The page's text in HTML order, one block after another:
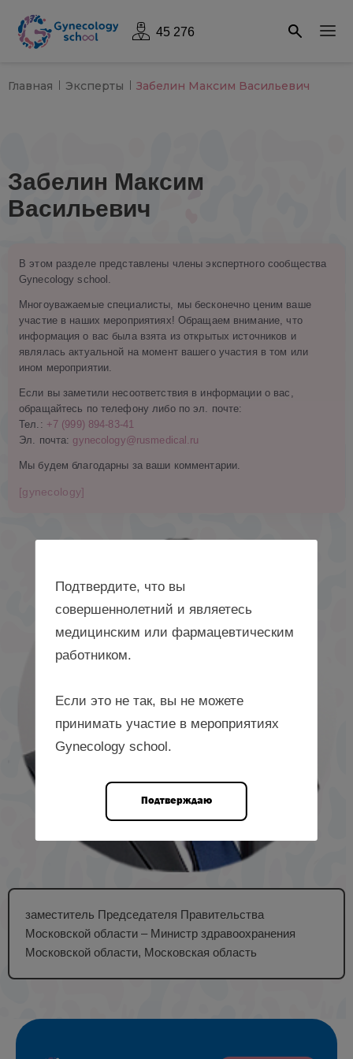
45 276
Главная Эксперты Забелин Максим Васильевич
Забелин Максим
Васильевич
В этом разделе представлены члены экспертного сообщества
Gynecology school.
Многоуважаемые специалисты, мы бесконечно ценим ваше
участие в наших мероприятиях! Обращаем внимание, что
информация о вас была взята из открытых источников и
являлась актуальной на момент вашего участия в том или
ином мероприятии.
Если вы заметили несоответствия в информации о вас,
обращайтесь по телефону либо по эл. почте:
Тел.: +7 (999) 894-83-41
Эл. почта: gynecology@rusmedical.ru
Мы будем благодарны за ваши комментарии.
[gynecology]
заместитель Председателя Правительства
Московской области – Министр здравоохранения
Московской области, Московская область
Подтвердите, что вы
совершеннолетний и являетесь
медицинским или фармацевтическим
работником.
Если это не так, вы не можете
принимать участие в мероприятиях
Gynecology school.
Подтверждаю